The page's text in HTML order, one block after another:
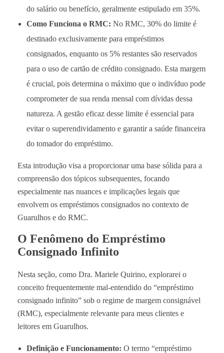
do salário ou benefício, geralmente estipulado em 35%.
Como Funciona o RMC: No RMC, 30% do limite é
destinado exclusivamente para empréstimos
consignados, enquanto os 5% restantes são reservados
para o uso de cartão de crédito consignado. Esta margem
é crucial, pois determina o máximo que o indivíduo pode
comprometer de sua renda mensal com dívidas dessa
natureza. A gestão eficaz desse limite é essencial para
evitar o superendividamento e garantir a saúde financeira
do tomador do empréstimo.
Esta introdução visa a proporcionar uma base sólida para a
compreensão dos tópicos subsequentes, focando
especialmente nas nuances e implicações legais que
envolvem os empréstimos consignados no contexto de
Guarulhos e do RMC.
O Fenômeno do Empréstimo
Consignado Infinito
Nesta seção, como Dra. Mariele Quirino, explorarei o
conceito frequentemente mal-entendido do “empréstimo
consignado infinito” sob o regime de margem consignável
(RMC), especialmente relevante para meus clientes e
leitores em Guarulhos.
Definição e Funcionamento: O termo “empréstimo